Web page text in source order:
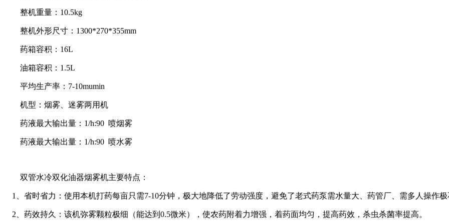
整机重量：10.5kg
整机外形尺寸：1300*270*355mm
药箱容积：16L
油箱容积：1.5L
平均生产率：7-10mumin
机型：烟雾、迷雾两用机
药液最大输出量：1/h:90 喷烟雾
药液最大输出量：1/h:90 喷水雾
双管水冷双化油器烟雾机主要特点：
1、省时省力：使用本机打药每亩只需7-10分钟，极大地降低了劳动强度，避免了老式药泵需水量大、药管厂、需多人操作极
2、药效持久：该机弥雾颗粒极细（能达到0.5微米），使农药附着力增强，着药面均匀，提高药效，杀虫杀菌率提高。